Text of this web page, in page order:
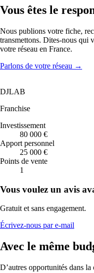
Vous êtes le
Nous publions votre fiche,
transmettons. Dites-nous qui
votre réseau en France.
Parlons de votre réseau →
DJLAB
Franchise
Investissement
80 000 €
Apport personnel
25 000 €
Points de vente
1
Vous voulez un avis
Gratuit et sans engagement.
Écrivez-nous par e-mail
Avec le même
D’autres opportunités dans la